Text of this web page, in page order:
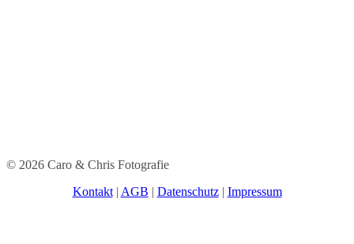
© 2026 Caro & Chris Fotografie
Kontakt| AGB | Datenschutz| Impressum